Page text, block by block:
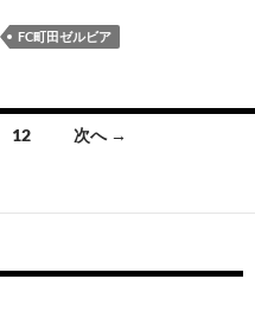
FC町田ゼルビア
12 次へ →